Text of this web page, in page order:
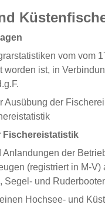
vom vom
worden ist, in
Ausübung der
Fischereistatistik
Anlandungen der
(registriert in M-
Segel- und
Hochsee- und